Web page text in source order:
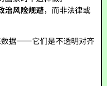
治风险规避，而非法律或
数据——它们是不透明对齐